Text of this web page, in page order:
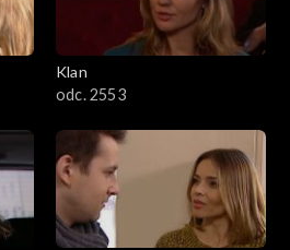
Klan
odc. 2553